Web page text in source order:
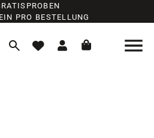
PRO BESTELLUNG